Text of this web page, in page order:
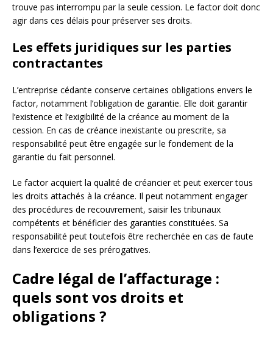
trouve pas interrompu par la seule cession. Le factor doit donc
agir dans ces délais pour préserver ses droits.
Les effets juridiques sur les parties
contractantes
L’entreprise cédante conserve certaines obligations envers le
factor, notamment l’obligation de garantie. Elle doit garantir
l’existence et l’exigibilité de la créance au moment de la
cession. En cas de créance inexistante ou prescrite, sa
responsabilité peut être engagée sur le fondement de la
garantie du fait personnel.
Le factor acquiert la qualité de créancier et peut exercer tous
les droits attachés à la créance. Il peut notamment engager
des procédures de recouvrement, saisir les tribunaux
compétents et bénéficier des garanties constituées. Sa
responsabilité peut toutefois être recherchée en cas de faute
dans l’exercice de ses prérogatives.
Cadre légal de l’affacturage :
quels sont vos droits et
obligations ?